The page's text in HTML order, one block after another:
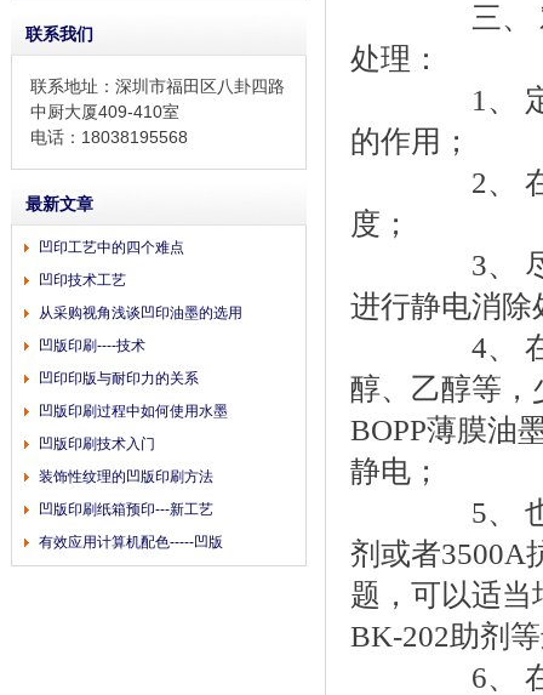
联系我们
联系地址：深圳市福田区八卦四路
中厨大厦409-410室
电话：18038195568
最新文章
凹印工艺中的四个难点
凹印技术工艺
从采购视角浅谈凹印油墨的选用
凹版印刷----技术
凹印印版与耐印力的关系
凹版印刷过程中如何使用水墨
凹版印刷技术入门
装饰性纹理的凹版印刷方法
凹版印刷纸箱预印---新工艺
有效应用计算机配色-----凹版
三、 对于
处理：
1、 定期
的作用；
2、 在气
度；
3、 尽量
进行静电消除
4、 在稀
醇、乙醇等，
BOPP薄膜油
静电；
5、 也可
剂或者3500A
题，可以适
BK-202助剂
6、 在设